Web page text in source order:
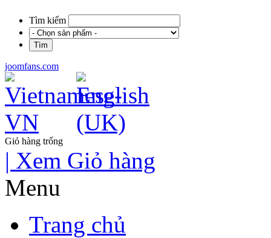
Tìm kiếm
joomfans.com
Giỏ hàng trống
| Xem Giỏ hàng
Menu
Trang chủ